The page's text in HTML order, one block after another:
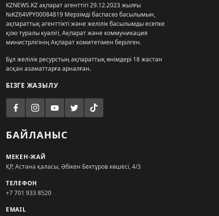
KZNEWS.KZ ақпарат агенттігі 29.12.2023 жылғы
№KZ64VPY00084819 Мерзімді баспасөз басылымын,
ақпараттық агенттікті және желілік басылымды есепке
қою туралы куәлігі, Ақпарат және коммуникация
министрлігінің Ақпарат комитетімен берілген.
Бұл желілік ресурстың ақпараттық өнімдері 18 жастан
асқан азаматтарға арналған.
БІЗГЕ ЖАЗЫЛУ
БАЙЛАНЫС
МЕКЕН-ЖАЙ
ҚР, Астана қаласы, Әбікен Бектұров көшесі, 4/3
ТЕЛЕФОН
+7 701 933 8520
EMAIL